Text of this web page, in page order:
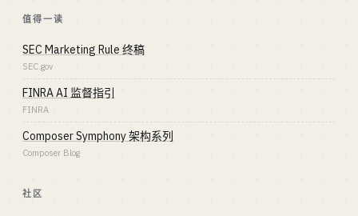
值得一读
SEC Marketing Rule 终稿
SEC.gov
FINRA AI 监督指引
FINRA
Composer Symphony 架构系列
Composer Blog
社区